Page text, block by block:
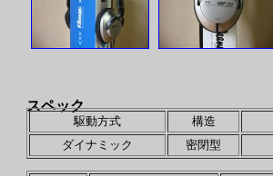
スペック
駆動方式 構造
ダイナミック
密閉型